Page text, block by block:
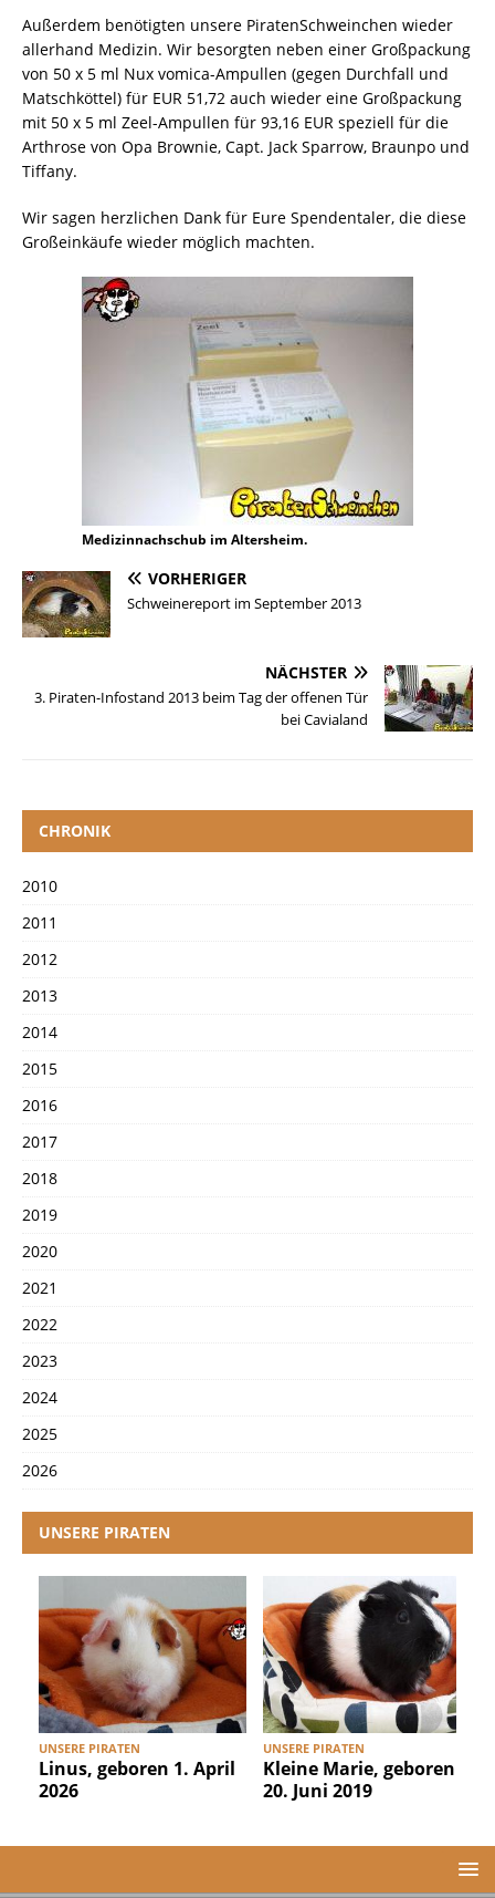
Außerdem benötigten unsere PiratenSchweinchen wieder
allerhand Medizin. Wir besorgten neben einer Großpackung
von 50 x 5 ml Nux vomica-Ampullen (gegen Durchfall und
Matschköttel) für EUR 51,72 auch wieder eine Großpackung
mit 50 x 5 ml Zeel-Ampullen für 93,16 EUR speziell für die
Arthrose von Opa Brownie, Capt. Jack Sparrow, Braunpo und
Tiffany.
Wir sagen herzlichen Dank für Eure Spendentaler, die diese
Großeinkäufe wieder möglich machten.
Medizinnachschub im Altersheim.
VORHERIGER
Schweinereport im September 2013
NÄCHSTER
3. Piraten-Infostand 2013 beim Tag der offenen Tür
bei Cavialand
CHRONIK
2010
2011
2012
2013
2014
2015
2016
2017
2018
2019
2020
2021
2022
2023
2024
2025
2026
UNSERE PIRATEN
UNSERE PIRATEN
Linus, geboren 1. April
2026
UNSERE PIRATEN
Kleine Marie, geboren
20. Juni 2019